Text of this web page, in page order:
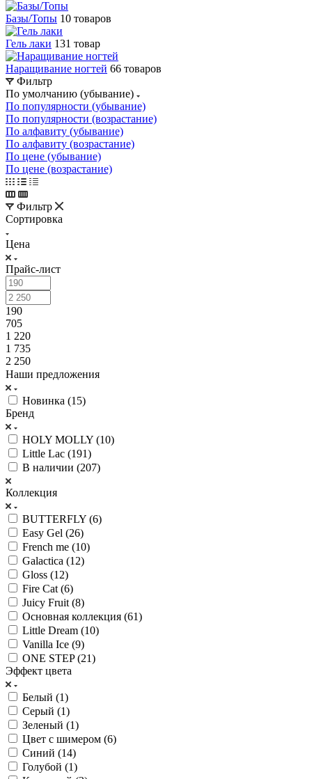
Базы/Топы 10 товаров
Гель лаки 131 товар
Наращивание ногтей 66 товаров
Фильтр
По умолчанию (убывание)
По популярности (убывание)
По популярности (возрастание)
По алфавиту (убывание)
По алфавиту (возрастание)
По цене (убывание)
По цене (возрастание)
Фильтр
Сортировка
Цена
Прайс-лист
190
705
1 220
1 735
2 250
Наши предложения
Новинка (15)
Бренд
HOLY MOLLY (10)
Little Lac (191)
В наличии (207)
Коллекция
BUTTERFLY (6)
Easy Gel (26)
French me (10)
Galactica (12)
Gloss (12)
Fire Cat (6)
Juicy Fruit (8)
Основная коллекция (61)
Little Dream (10)
Vanilla Ice (9)
ONE STEP (21)
Эффект цвета
Белый (1)
Серый (1)
Зеленый (1)
Цвет с шимером (6)
Синий (14)
Голубой (1)